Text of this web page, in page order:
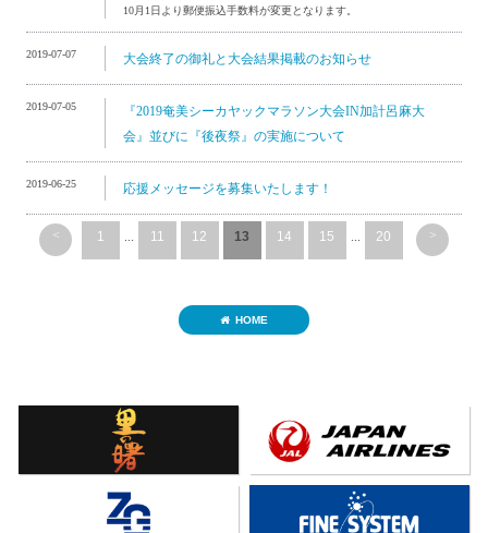
10月1日より郵便振込手数料が変更となります。
2019-07-07 大会終了の御礼と大会結果掲載のお知らせ
2019-07-05
『2019奄美シーカヤックマラソン大会IN加計呂麻大
会』並びに『後夜祭』の実施について
2019-06-25 応援メッセージを募集いたします！
< 1 ... 11 12 13 14 15 ... 20 >
HOME